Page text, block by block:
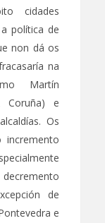
cidades
política de
non dá os
na
Martín
Coruña) e
Os
incremento
de
e